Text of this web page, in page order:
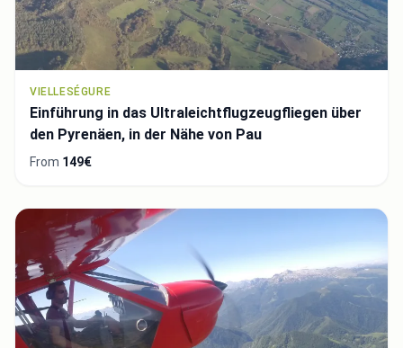
VIELLESÉGURE
Einführung in das Ultraleichtflugzeugfliegen über
den Pyrenäen, in der Nähe von Pau
From 149€